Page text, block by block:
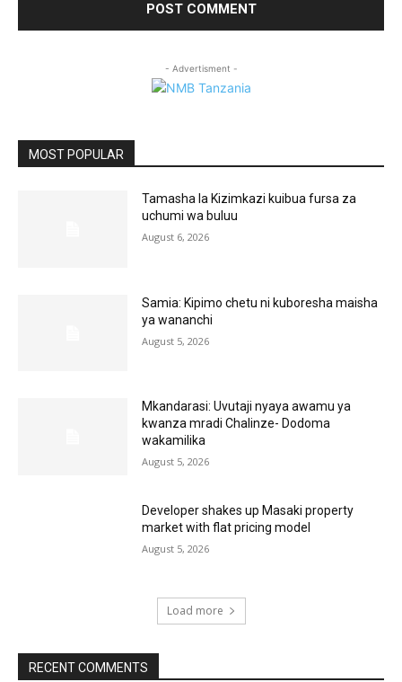
- Advertisment -
MOST POPULAR
Tamasha la Kizimkazi kuibua fursa za
uchumi wa buluu
August 6, 2026
Samia: Kipimo chetu ni kuboresha maisha
ya wananchi
August 5, 2026
Mkandarasi: Uvutaji nyaya awamu ya
kwanza mradi Chalinze- Dodoma
wakamilika
August 5, 2026
Developer shakes up Masaki property
market with flat pricing model
August 5, 2026
Load more
RECENT COMMENTS